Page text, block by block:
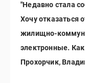
"Недавно стала
Хочу отказаться
жилищно-
электронные. Как
Прохорчик,